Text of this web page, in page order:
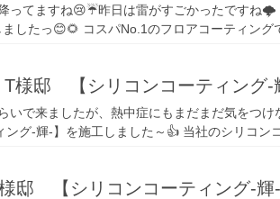
ってますね😢☔昨日は雷がすごかったですね
したっ😊🌻 コスパNo.1のフロアコーティン
様邸 【シリコンコーティング-
いで来ましたが、熱中症にもまだまだ気をつ
ング-輝-】を施工しました～👍 当社のシリコ
邸 【シリコンコーティング-輝-